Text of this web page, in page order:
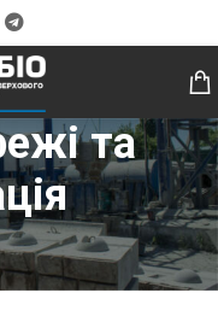
та
мережі та каналізація